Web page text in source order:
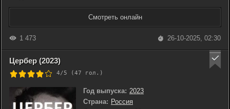
Смотреть онлайн
1 473 26-10-2025, 02:30
Цербер (2023)
4/5 (47 гол.)
Год выпуска: 2023
Страна: Россия